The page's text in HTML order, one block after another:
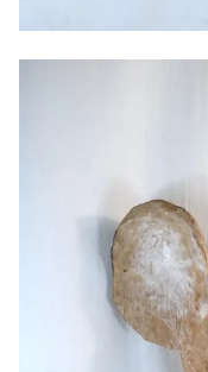
Masque de loup, 2025